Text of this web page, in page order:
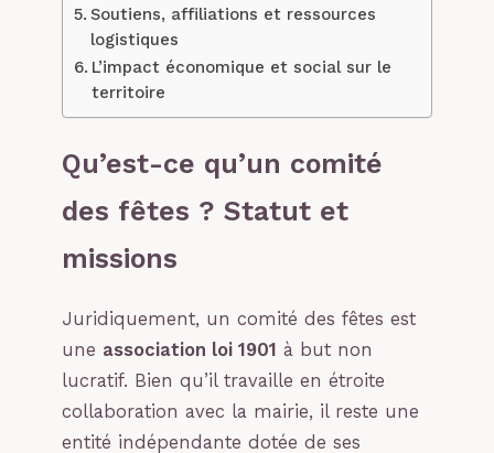
Soutiens, affiliations et ressources
logistiques
L’impact économique et social sur le
territoire
Qu’est-ce qu’un comité
des fêtes ? Statut et
missions
Juridiquement, un comité des fêtes est
une association loi 1901 à but non
lucratif. Bien qu’il travaille en étroite
collaboration avec la mairie, il reste une
entité indépendante dotée de ses